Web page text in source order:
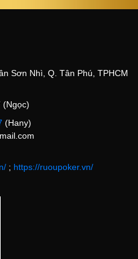
Sơn Nhì, Q. Tân Phú, TPHCM
(Ngọc)
(Hany)
; https://ruoupoker.vn/